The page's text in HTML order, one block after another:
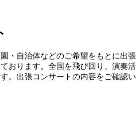
・自治体などのご希望をもとに出張
おります。全国を飛び回り、演奏活
。出張コンサートの内容をご確認い